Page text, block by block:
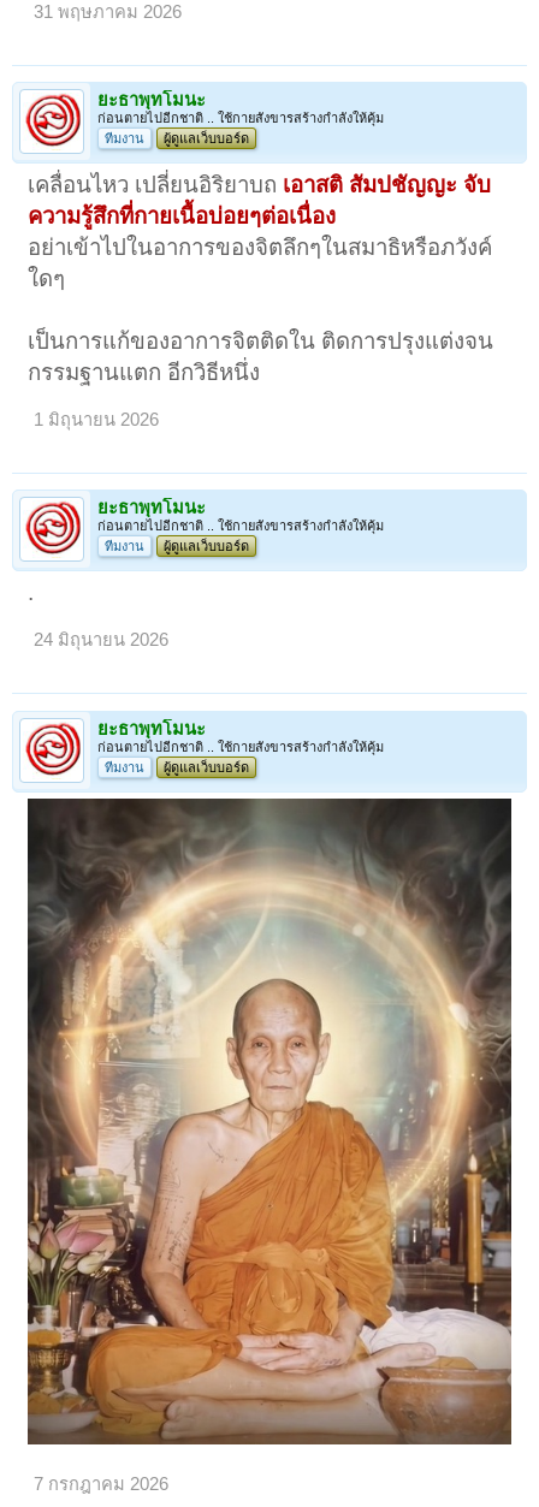
31 พฤษภาคม 2026
ยะธาพุทโมนะ
ก่อนตายไปอีกชาติ .. ใช้กายสังขารสร้างกำลังให้คุ้ม
ทีมงาน
ผู้ดูแลเว็บบอร์ด
เคลื่อนไหว เปลี่ยนอิริยาบถ เอาสติ สัมปชัญญะ จับ
ความรู้สึกที่กายเนื้อบ่อยๆต่อเนื่อง
อย่าเข้าไปในอาการของจิตลึกๆในสมาธิหรือภวังค์
ใดๆ
เป็นการแก้ของอาการจิตติดใน ติดการปรุงแต่งจน
กรรมฐานแตก อีกวิธีหนึ่ง
1 มิถุนายน 2026
ยะธาพุทโมนะ
ก่อนตายไปอีกชาติ .. ใช้กายสังขารสร้างกำลังให้คุ้ม
ทีมงาน
ผู้ดูแลเว็บบอร์ด
.
24 มิถุนายน 2026
ยะธาพุทโมนะ
ก่อนตายไปอีกชาติ .. ใช้กายสังขารสร้างกำลังให้คุ้ม
ทีมงาน
ผู้ดูแลเว็บบอร์ด
7 กรกฎาคม 2026
< ย้อนกลับ 2 3 5